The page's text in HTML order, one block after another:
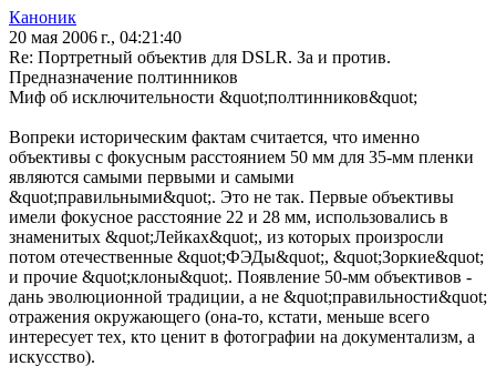
Каноник
20 мая 2006 г., 04:21:40
Re: Портретный объектив для DSLR. За и против.
Предназначение полтинников
Миф об исключительности &quot;полтинников&quot;
Вопреки историческим фактам считается, что именно
объективы с фокусным расстоянием 50 мм для 35-мм пленки
являются самыми первыми и самыми
&quot;правильными&quot;. Это не так. Первые объективы
имели фокусное расстояние 22 и 28 мм, использовались в
знаменитых &quot;Лейках&quot;, из которых произросли
потом отечественные &quot;ФЭДы&quot;, &quot;Зоркие&quot;
и прочие &quot;клоны&quot;. Появление 50-мм объективов -
дань эволюционной традиции, а не &quot;правильности&quot;
отражения окружающего (она-то, кстати, меньше всего
интересует тех, кто ценит в фотографии на документализм, а
искусство).